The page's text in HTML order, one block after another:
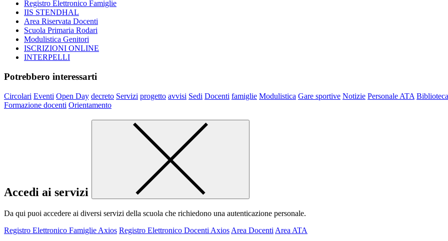
Registro Elettronico Famiglie
IIS STENDHAL
Area Riservata Docenti
Scuola Primaria Rodari
Modulistica Genitori
ISCRIZIONI ONLINE
INTERPELLI
Potrebbero interessarti
Circolari Eventi Open Day decreto Servizi progetto avvisi Sedi Docenti famiglie Modulistica Gare sportive Notizie Personale ATA Biblioteca
Formazione docenti Orientamento
Accedi ai servizi
Da qui puoi accedere ai diversi servizi della scuola che richiedono una autenticazione personale.
Registro Elettronico Famiglie Axios Registro Elettronico Docenti Axios Area Docenti Area ATA